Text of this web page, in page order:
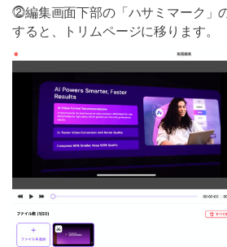
⓶編集画面下部の「ハサミマーク」
すると、トリムページに移ります。